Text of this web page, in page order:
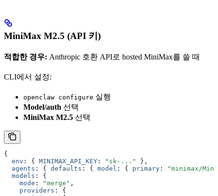
MiniMax M2.5 (API 키)
적합한 경우: Anthropic 호환 API로 hosted MiniMax를 쓸 때
CLI에서 설정:
openclaw configure 실행
Model/auth 선택
MiniMax M2.5 선택
{
  env
: { MINIMAX_API_KEY : "sk-..." } ,
  agents
: { defaults : { model : { primary :
"minimax/
  models
:
{
    mode
: "merge" ,
    providers
:
{